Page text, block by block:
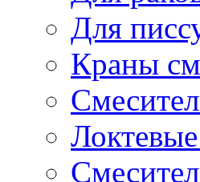
Для
Краны